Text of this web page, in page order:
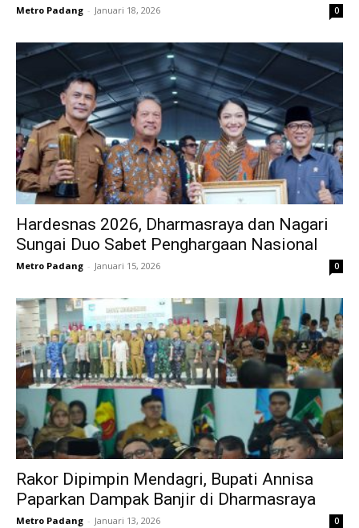
Metro Padang - Januari 18, 2026 0
Hardesnas 2026, Dharmasraya dan Nagari
Sungai Duo Sabet Penghargaan Nasional
Metro Padang - Januari 15, 2026 0
Rakor Dipimpin Mendagri, Bupati Annisa
Paparkan Dampak Banjir di Dharmasraya
Metro Padang - Januari 13, 2026 0